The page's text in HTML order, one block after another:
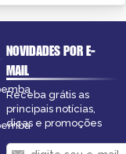
NOVIDADES POR E-
MAIL
Receba grátis as
principais notícias,
dicas e promoções